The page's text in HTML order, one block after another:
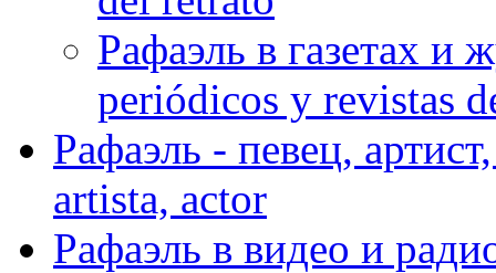
Рафаэль в газетах и
periódicos y revistas
Рафаэль - певец,
artista, actor
Рафаэль в видео и